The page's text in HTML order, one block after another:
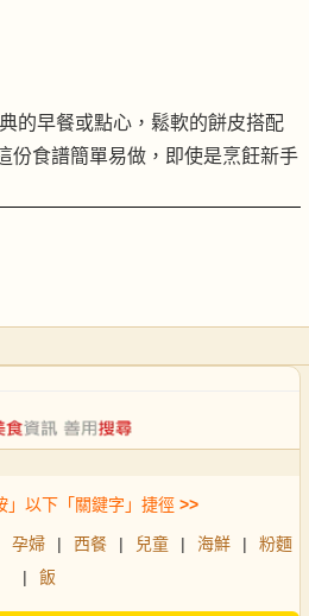
的早餐或點心，鬆軟的餅皮搭配
份食譜簡單易做，即使是烹飪新手
」以下「關鍵字」捷徑 >>
孕婦 | 西餐 | 兒童 | 海鮮 |
粉麵
|
飯